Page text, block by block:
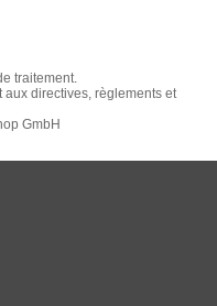
traitement.
aux directives, règlements et
GmbH